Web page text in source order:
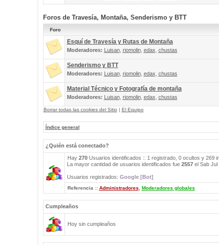
Foros de Travesía, Montaña, Senderismo y BTT
Foro
Esquí de Travesía y Rutas de Montaña
Moderadores: Luisan, riomolin, edax chustas
Senderismo y BTT
Moderadores: Luisan, riomolin, edax chustas
Material Técnico y Fotografía de montaña
Moderadores: Luisan, riomolin, edax chustas
Borrar todas las cookies del Sitio | El Equipo
Índice general
¿Quién está conectado?
Hay 270Usuarios identificados :: 1 registrado, 0 ocultos y 269
La mayor cantidad de usuarios identificados fue 2557el Sab Jul
Usuarios registrados: Google [Bot]
Referencia :: Administradores Moderadores globales
Cumpleaños
Hoy sin cumpleaños